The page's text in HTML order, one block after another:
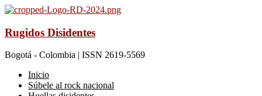
Rugidos Disidentes
Bogotá - Colombia | ISSN 2619-5569
Inicio
Súbele al rock nacional